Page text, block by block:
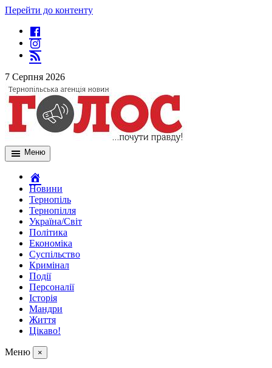
Перейти до контенту
7 Серпня 2026
Меню
Новини
Тернопіль
Тернопілля
Україна/Світ
Політика
Економіка
Суспільство
Кримінал
Події
Персоналії
Історія
Мандри
Життя
Цікаво!
Меню ×